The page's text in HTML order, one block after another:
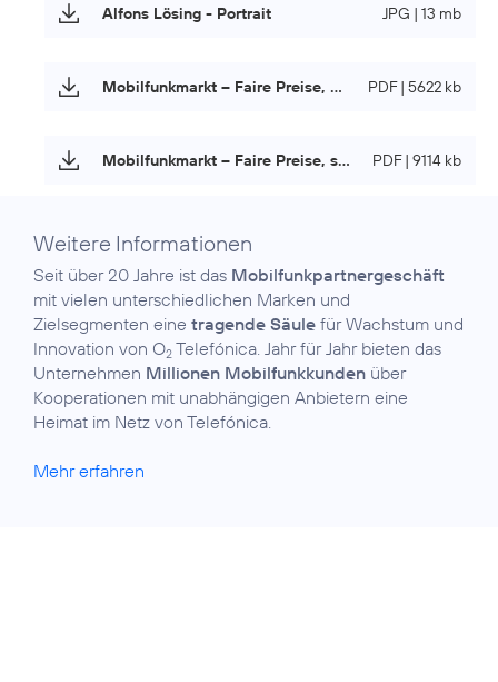
Alfons Lösing - Portrait JPG | 13 mb
Mobilfunkmarkt – Faire Preise, starke Netze PDF | 5622 kb
Mobilfunkmarkt – Faire Preise, starke Netze (Langfassung) PDF | 9114 kb
Weitere Informationen
Seit über 20 Jahre ist das Mobilfunkpartner­geschäft
mit vielen unterschiedlichen Marken und
Zielsegmenten eine tragende Säule für Wachstum und
Innovation von O2 Telefónica. Jahr für Jahr bieten das
Unternehmen Millionen Mobilfunkkunden über
Kooperationen mit unabhängigen Anbietern eine
Heimat im Netz von Telefónica.
Mehr erfahren